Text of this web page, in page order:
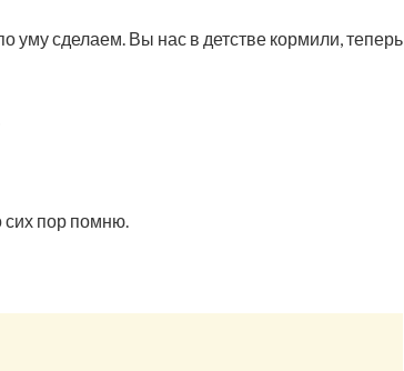
уму сделаем. Вы нас в детстве кормили, теперь
сих пор помню.